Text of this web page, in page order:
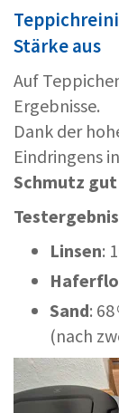
Stärke aus
Auf
Ergebnisse.
Dank der
Eindringens
Schmutz
Linsen:
Sand:
(nach